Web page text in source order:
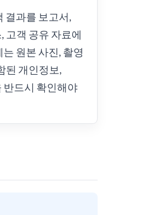
결과를 보고서,
고객 공유 자료에
는 원본 사진, 촬영
된 개인정보,
반드시 확인해야